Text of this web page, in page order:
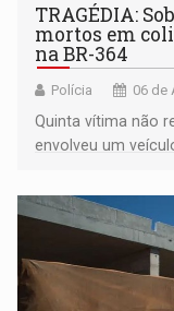
TRAGÉDIA:
mortos em
na BR-364
Polícia 06 de
Quinta vítima não
envolveu um